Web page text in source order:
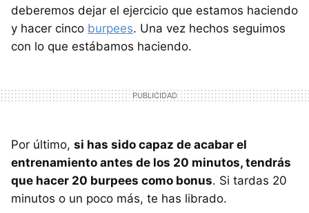
deberemos dejar el ejercicio que estamos haciendo
y hacer cinco burpees. Una vez hechos seguimos
con lo que estábamos haciendo.
Por último, si has sido capaz de acabar el
entrenamiento antes de los 20 minutos, tendrás
que hacer 20 burpees como bonus. Si tardas 20
minutos o un poco más, te has librado.